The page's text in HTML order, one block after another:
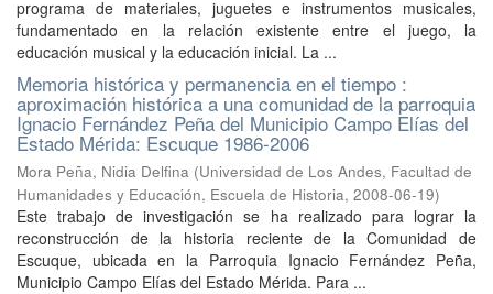
programa de materiales, juguetes e instrumentos musicales,
fundamentado en la relación existente entre el juego, la
educación musical y la educación inicial. La ...
Memoria histórica y permanencia en el tiempo :
aproximación histórica a una comunidad de la parroquia
Ignacio Fernández Peña del Municipio Campo Elías del
Estado Mérida: Escuque 1986-2006
Mora Peña, Nidia Delfina (Universidad de Los Andes, Facultad de
Humanidades y Educación, Escuela de Historia, 2008-06-19)
Este trabajo de investigación se ha realizado para lograr la
reconstrucción de la historia reciente de la Comunidad de
Escuque, ubicada en la Parroquia Ignacio Fernández Peña,
Municipio Campo Elías del Estado Mérida. Para ...